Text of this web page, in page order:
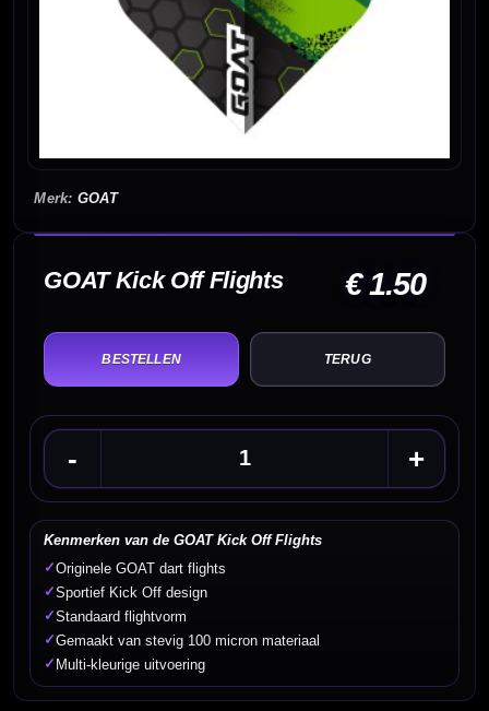
GOAT
GOAT Kick Off Flights € 1.50
TERUG
Kenmerken van de GOAT Kick Off Flights
✓Originele GOAT dart flights
✓Sportief Kick Off design
✓Standaard flightvorm
✓Gemaakt van stevig 100 micron materiaal
✓ Multi-kleurige uitvoering
- +